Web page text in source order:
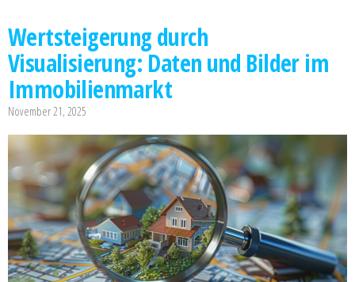
Wertsteigerung durch
Visualisierung: Daten und Bilder im
Immobilienmarkt
November 21, 2025